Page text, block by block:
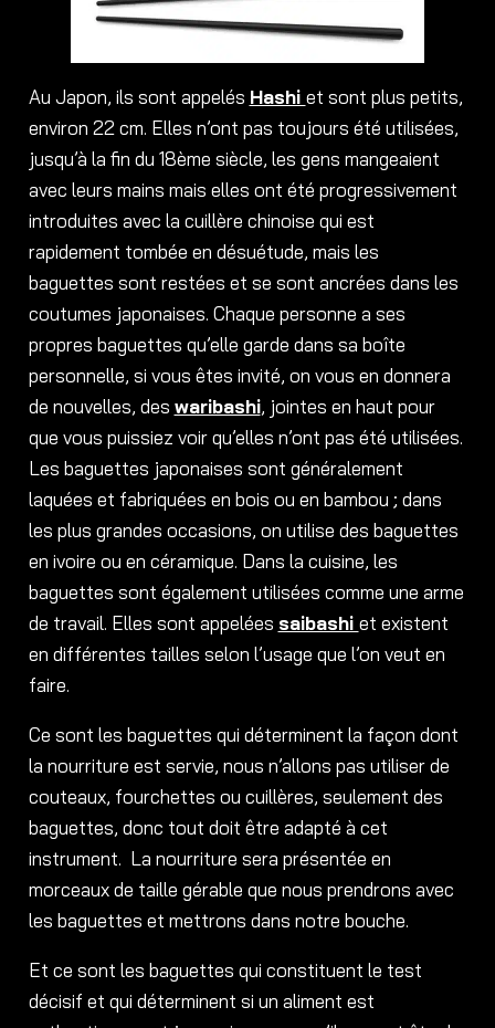
Au Japon, ils sont appelés Hashi et sont plus petits,
environ 22 cm. Elles n’ont pas toujours été utilisées,
jusqu’à la fin du 18ème siècle, les gens mangeaient
avec leurs mains mais elles ont été progressivement
introduites avec la cuillère chinoise qui est
rapidement tombée en désuétude, mais les
baguettes sont restées et se sont ancrées dans les
coutumes japonaises. Chaque personne a ses
propres baguettes qu’elle garde dans sa boîte
personnelle, si vous êtes invité, on vous en donnera
de nouvelles, des waribashi, jointes en haut pour
que vous puissiez voir qu’elles n’ont pas été utilisées.
Les baguettes japonaises sont généralement
laquées et fabriquées en bois ou en bambou ; dans
les plus grandes occasions, on utilise des baguettes
en ivoire ou en céramique. Dans la cuisine, les
baguettes sont également utilisées comme une arme
de travail. Elles sont appelées saibashi et existent
en différentes tailles selon l’usage que l’on veut en
faire.
Ce sont les baguettes qui déterminent la façon dont
la nourriture est servie, nous n’allons pas utiliser de
couteaux, fourchettes ou cuillères, seulement des
baguettes, donc tout doit être adapté à cet
instrument. La nourriture sera présentée en
morceaux de taille gérable que nous prendrons avec
les baguettes et mettrons dans notre bouche.
Et ce sont les baguettes qui constituent le test
décisif et qui déterminent si un aliment est